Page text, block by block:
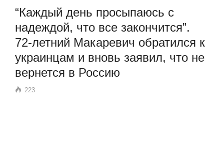
“Каждый день просыпаюсь с
надеждой, что все закончится”.
72-летний Макаревич обратился к
украинцам и вновь заявил, что не
вернется в Россию
223